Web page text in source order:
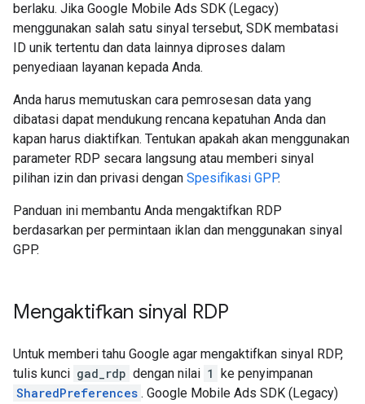
berlaku. Jika Google Mobile Ads SDK (Legacy)
menggunakan salah satu sinyal tersebut, SDK membatasi
ID unik tertentu dan data lainnya diproses dalam
penyediaan layanan kepada Anda.
Anda harus memutuskan cara pemrosesan data yang
dibatasi dapat mendukung rencana kepatuhan Anda dan
kapan harus diaktifkan. Tentukan apakah akan menggunakan
parameter RDP secara langsung atau memberi sinyal
pilihan izin dan privasi dengan Spesifikasi GPP.
Panduan ini membantu Anda mengaktifkan RDP
berdasarkan per permintaan iklan dan menggunakan sinyal
GPP.
Mengaktifkan sinyal RDP
Untuk memberi tahu Google agar mengaktifkan sinyal RDP,
tulis kunci gad_rdp dengan nilai 1 ke penyimpanan
SharedPreferences . Google Mobile Ads SDK (Legacy)